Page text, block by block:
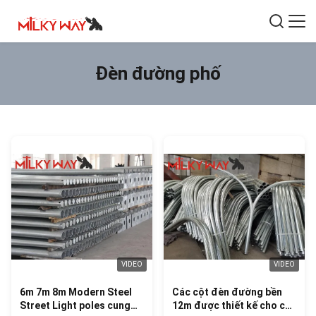
Đèn đường phố
VIDEO
6m 7m 8m Modern Steel
Street Light poles cung
VIDEO
Các cột đèn đường bền
12m được thiết kế cho các